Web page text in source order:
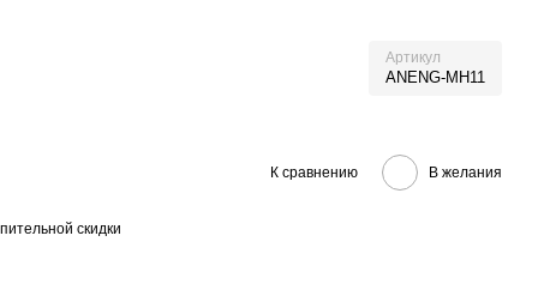
Артикул
ANENG-MH11
К сравнению В желания
скидки